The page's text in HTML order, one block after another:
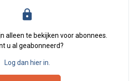
alleen te bekijken voor abonnees.
u al geabonneerd?
Log dan hier in.